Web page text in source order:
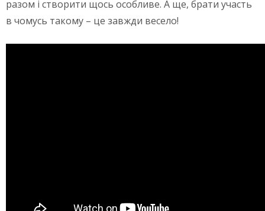
разом і створити щось особливе. А ще, брати участь
в чомусь такому – це завжди весело!